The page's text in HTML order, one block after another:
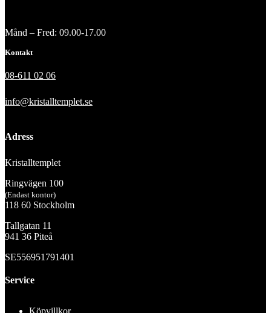
Månd – Fred: 09.00-17.00
Kontakt
08-611 02 06
info@kristalltemplet.se
Adress
Kristalltemplet
Ringvägen 100
(Endast kontor)
118 60 Stockholm
Tallgatan 11
941 36 Piteå
SE556951791401
Service
Köpvillkor